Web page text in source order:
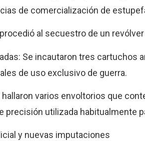
de comercialización de
al secuestro de un
Se incautaron tres cartuchos
de uso exclusivo de guerra.
varios envoltorios que
precisión utilizada habitualmente
y nuevas imputaciones